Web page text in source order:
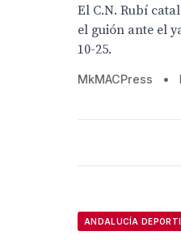
El C.N. Rubí
el guión ante el
10-25.
MkMACPress •